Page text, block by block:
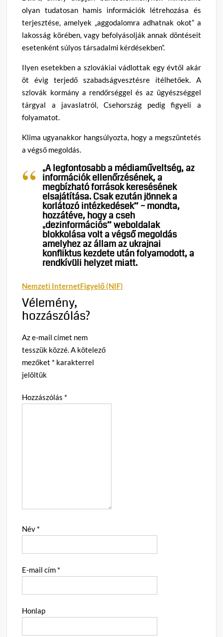
olyan tudatosan hamis információk létrehozása és
terjesztése, amelyek „aggodalomra adhatnak okot” a
lakosság körében, vagy befolyásolják annak döntéseit
esetenként súlyos társadalmi kérdésekben”.
Ilyen esetekben a szlovákiai vádlottak egy évtől akár
öt évig terjedő szabadságvesztésre ítélhetőek. A
szlovák kormány a rendőrséggel és az ügyészséggel
tárgyal a javaslatról, Csehország pedig figyeli a
folyamatot.
Klima ugyanakkor hangsúlyozta, hogy a megszüntetés
a végső megoldás.
„A legfontosabb a médiaműveltség, az
információk ellenőrzésének, a
megbízható források keresésének
elsajátítása. Csak ezután jönnek a
korlátozó intézkedések” – mondta,
hozzátéve, hogy a cseh
„dezinformációs” weboldalak
blokkolása volt a végső megoldás
amelyhez az állam az ukrajnai
konfliktus kezdete után folyamodott, a
rendkívüli helyzet miatt.
Nemzeti InternetFigyelő (NIF)
Vélemény,
hozzászólás?
Az e-mail címet nem
tesszük közzé.A kötelező
mezőket * karakterrel
jelöltük
Hozzászólás *
Név *
E-mail cím *
Honlap